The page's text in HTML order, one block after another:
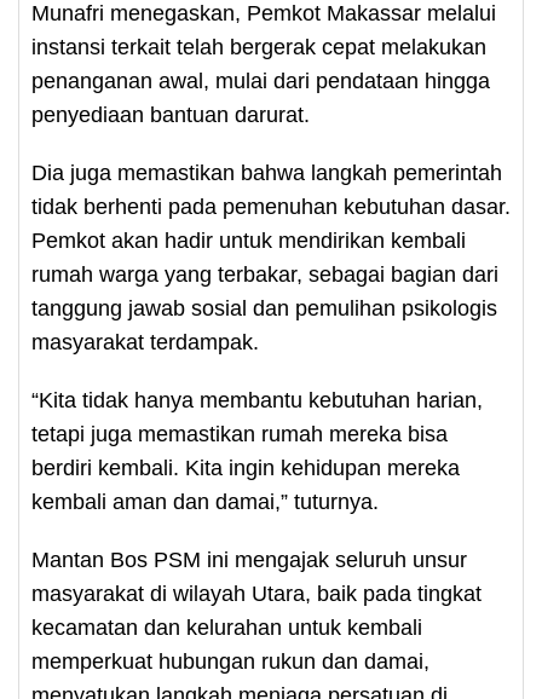
Munafri menegaskan, Pemkot Makassar melalui
instansi terkait telah bergerak cepat melakukan
penanganan awal, mulai dari pendataan hingga
penyediaan bantuan darurat.
Dia juga memastikan bahwa langkah pemerintah
tidak berhenti pada pemenuhan kebutuhan dasar.
Pemkot akan hadir untuk mendirikan kembali
rumah warga yang terbakar, sebagai bagian dari
tanggung jawab sosial dan pemulihan psikologis
masyarakat terdampak.
“Kita tidak hanya membantu kebutuhan harian,
tetapi juga memastikan rumah mereka bisa
berdiri kembali. Kita ingin kehidupan mereka
kembali aman dan damai,” tuturnya.
Mantan Bos PSM ini mengajak seluruh unsur
masyarakat di wilayah Utara, baik pada tingkat
kecamatan dan kelurahan untuk kembali
memperkuat hubungan rukun dan damai,